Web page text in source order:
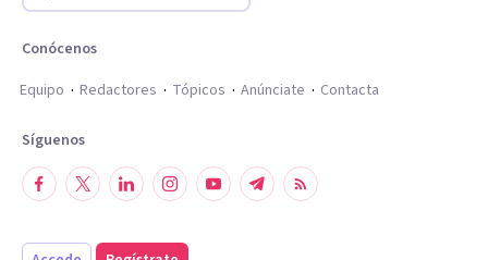
Conócenos
Equipo
Redactores Tópicos Anúnciate Contacta
Síguenos